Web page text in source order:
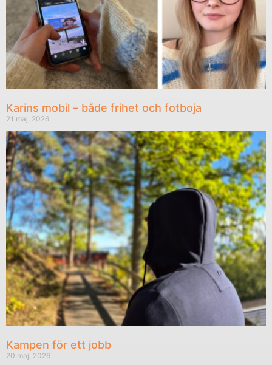
Karins mobil – både frihet och fotboja
21 maj, 2026
Kampen för ett jobb
20 maj, 2026